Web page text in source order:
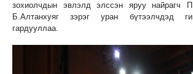
зохиолчдын эвлэлд элссэн яруу найрагч
Б.Алтанхуяг зэрэг уран бүтээлчдэд
гардууллаа.